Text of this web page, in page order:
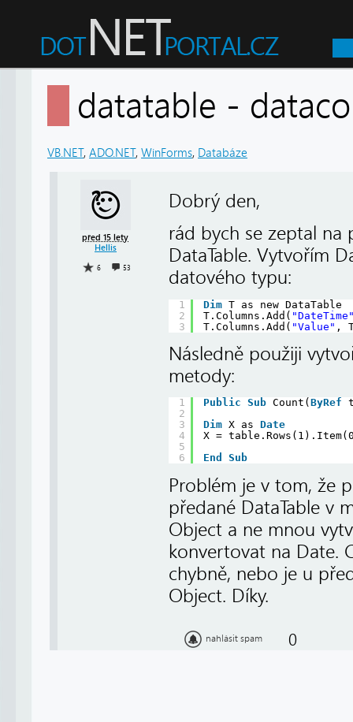
datatable -
VB.NET, ADO.NET, WinForms, Databáze
před 15 lety
Hellis
6 53
Dobrý den,
rád bych se zeptal
DataTable. Vytvořím
datového typu:
1
2
3
Dim T as new DataTable
T.Columns.Add(
T.Columns.Add( "Value" ,
Následně použiji
metody:
1
2
3
4
5
6
Public Sub Count(ByRef
Dim X as Date
X =
End
Sub
Problém je v tom, že
předané DataTable v
Object a ne mnou
konvertovat na Date.
chybně, nebo je u
Object. Díky.
nahlásit spam 0